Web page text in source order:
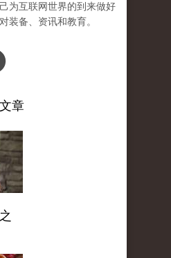
为互联网世界的到来做好
装备、资讯和教育。
章